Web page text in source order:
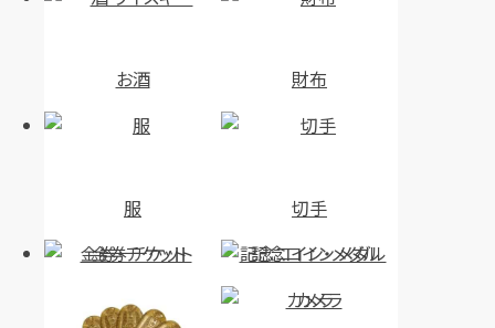
お酒 財布
服
切手
金券・チケット
記念コイン・メダル
カメラ